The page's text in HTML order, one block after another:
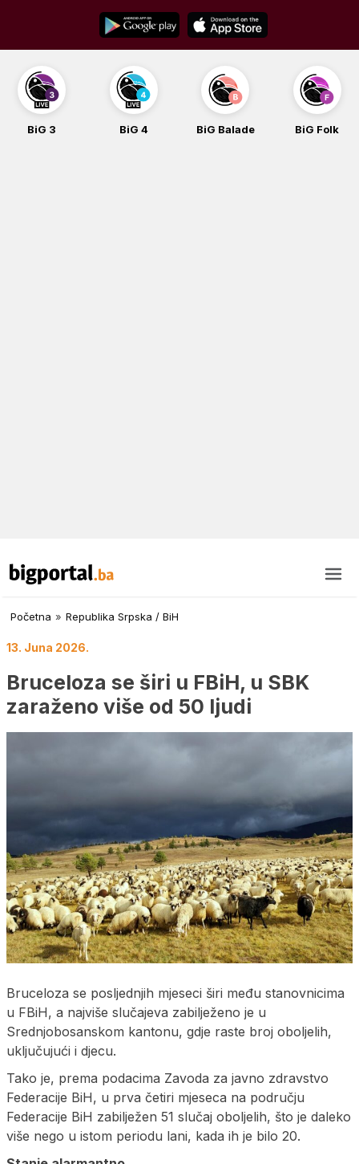
content
BiG 4 BiG Balade BiG Folk BiG iG
Početna » Republika Srpska / BiH
13. Juna 2026.
Bruceloza se širi u FBiH, u SBK
zaraženo više od 50 ljudi
Bruceloza se posljednjih mjeseci širi među stanovnicima
u FBiH, a najviše slučajeva zabilježeno je u
Srednjobosanskom kantonu, gdje raste broj oboljelih,
uključujući i djecu.
Tako je, prema podacima Zavoda za javno zdravstvo
Federacije BiH, u prva četiri mjeseca na području
Federacije BiH zabilježen 51 slučaj oboljelih, što je daleko
više nego u istom periodu lani, kada ih je bilo 20.